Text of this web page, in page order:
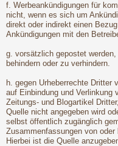
f. Werbeankündigungen für
nicht, wenn es sich um
direkt oder indirekt einen
Ankündigungen mit den
g. vorsätzlich gepostet
behindern oder zu verhindern.
h. gegen Urheberrechte
auf Einbindung und Verlinkung
Zeitungs- und Blogartikel
Quelle nicht angegeben wird
selbst öffentlich zugänglich
Zusammenfassungen von
Hierbei ist die Quelle